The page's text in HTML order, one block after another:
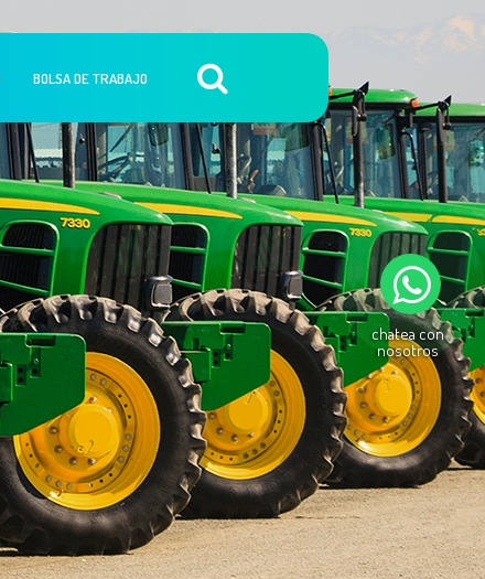
BOLSA DE TRABAJO
chatea con
nosotros